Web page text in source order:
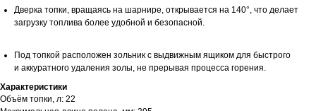
Дверка топки, вращаясь на шарнире, открывается на 140°, что делает
загрузку топлива более удобной и безопасной.
Под топкой расположен зольник с выдвижным ящиком для быстрого
и аккуратного удаления золы, не прерывая процесса горения.
Характеристики
Объём топки, л: 22